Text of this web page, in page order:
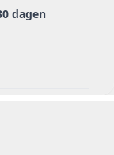
dagen